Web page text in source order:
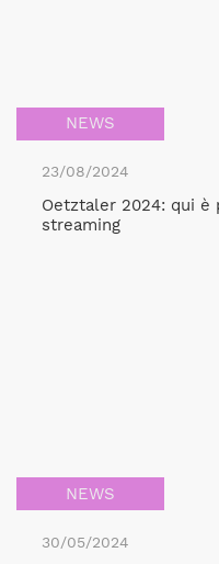
NEWS
23/08/2024
Oetztaler 2024: qui è
streaming
NEWS
30/05/2024